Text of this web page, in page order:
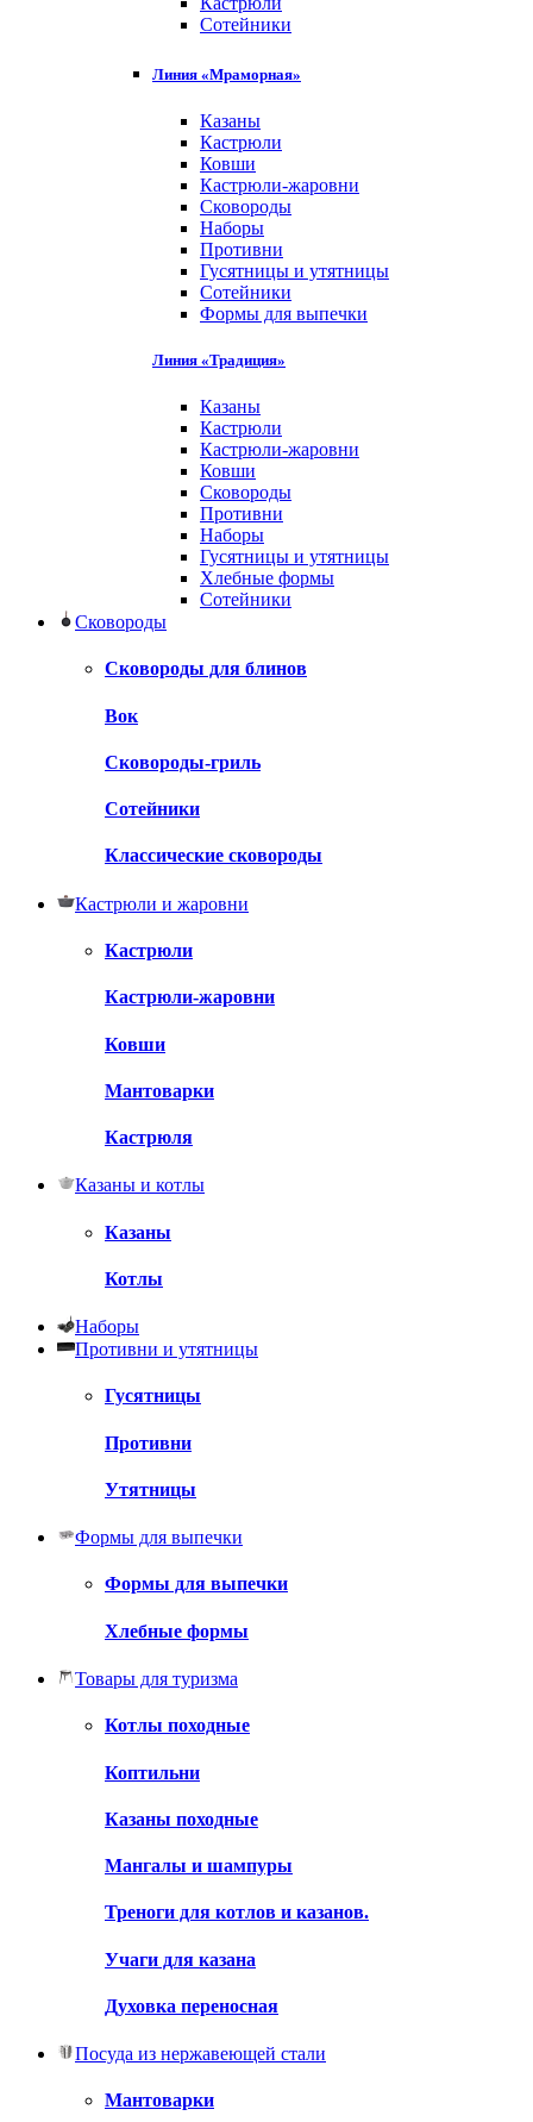
Сотейники
Линия «Мраморная»
Казаны
Кастрюли
Ковши
Кастрюли-жаровни
Сковороды
Наборы
Противни
Гусятницы и утятницы
Сотейники
Формы для выпечки
Линия «Традиция»
Казаны
Кастрюли
Кастрюли-жаровни
Ковши
Сковороды
Противни
Наборы
Гусятницы и утятницы
Хлебные формы
Сотейники
Сковороды
Сковороды для блинов
Вок
Сковороды-гриль
Сотейники
Классические сковороды
Кастрюли и жаровни
Кастрюли
Кастрюли-жаровни
Ковши
Мантоварки
Кастрюля
Казаны и котлы
Казаны
Котлы
Наборы
Противни и утятницы
Гусятницы
Противни
Утятницы
Формы для выпечки
Формы для выпечки
Хлебные формы
Товары для туризма
Котлы походные
Коптильни
Казаны походные
Мангалы и шампуры
Треноги для котлов и казанов.
Учаги для казана
Духовка переносная
Посуда из нержавеющей стали
Мантоварки